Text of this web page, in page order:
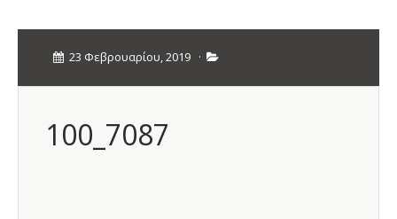
23 Φεβρουαρίου, 2019 ·
100_7087